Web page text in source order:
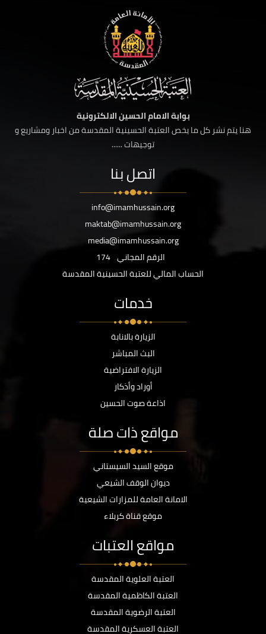
بوابة الامام الحسين الالكترونية
هنا يتم نشر كل ما يخص العتبة الحسينية المقدسة من اخبار ومشاريع و
توجيهات ......
اتصل بنا
info@imamhussain.org
maktab@imamhussain.org
media@imamhussain.org
الرقم المجاني 174
الحساب المالي للعتبة الحسينية المقدسة
خدمات
الزيارة بالانابة
البث المباشر
الزيارة الافتراضية
أوراد وأذكار
اذاعة صوت الحسين
مواقع ذات صلة
موقع السيد السيستاني
ديوان الوقف الشيعي
الامانة العامة للمزارات الشيعية
موقع قناة كربلاء
مواقع العتبات
العتبة العلوية المقدسة
العتبة الكاظمية المقدسة
العتبة الرضوية المقدسة
العتبة العسكرية المقدسة